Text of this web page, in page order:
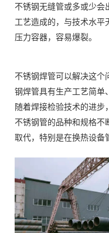
不锈钢无缝管或多或少会
工艺造成的，与技术水平
压力容器，容易爆裂。
不锈钢焊管可以解决这个
钢焊管具有生产工艺简单
随着焊接检验技术的进
不锈钢管的品种和规格不
取代，特别是在换热设备